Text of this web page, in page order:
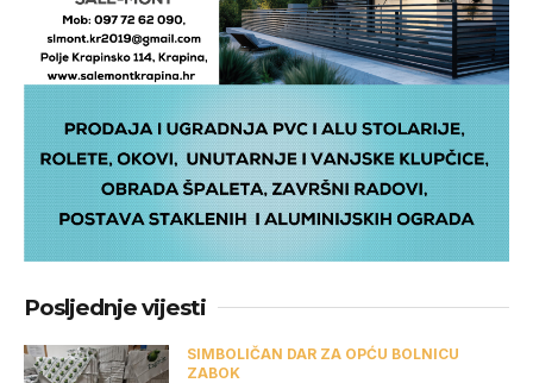
Posljednje vijesti
SIMBOLIČAN DAR ZA OPĆU BOLNICU
ZABOK